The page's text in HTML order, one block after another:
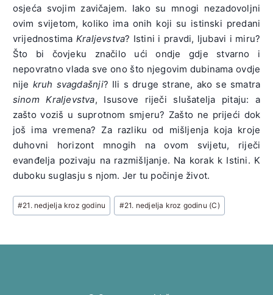
osjeća svojim zavičajem. Iako su mnogi nezadovoljni
ovim svijetom, koliko ima onih koji su istinski predani
vrijednostima Kraljevstva? Istini i pravdi, ljubavi i miru?
Što bi čovjeku značilo ući ondje gdje stvarno i
nepovratno vlada sve ono što njegovim dubinama ovdje
nije kruh svagdašnji? Ili s druge strane, ako se smatra
sinom Kraljevstva, Isusove riječi slušatelja pitaju: a
zašto voziš u suprotnom smjeru? Zašto ne prijeći dok
još ima vremena? Za razliku od mišljenja koja kroje
duhovni horizont mnogih na ovom svijetu, riječi
evanđelja pozivaju na razmišljanje. Na korak k Istini. K
duboku suglasju s njom. Jer tu počinje život.
Post
Tags:
#21. nedjelja kroz godinu #21. nedjelja kroz godinu (C)